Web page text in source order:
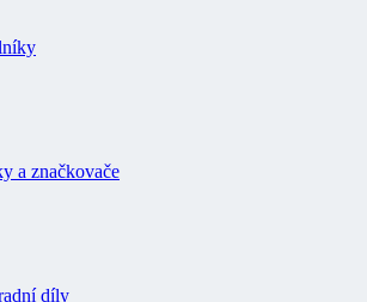
a značkovače
díly